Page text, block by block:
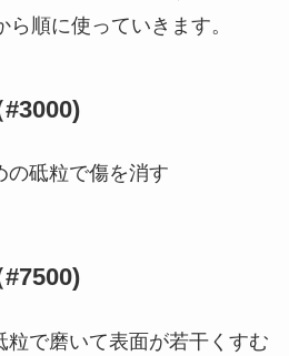
順に使っていきます。
の砥粒で傷を消す
粒で磨いて表面が若干くすむ